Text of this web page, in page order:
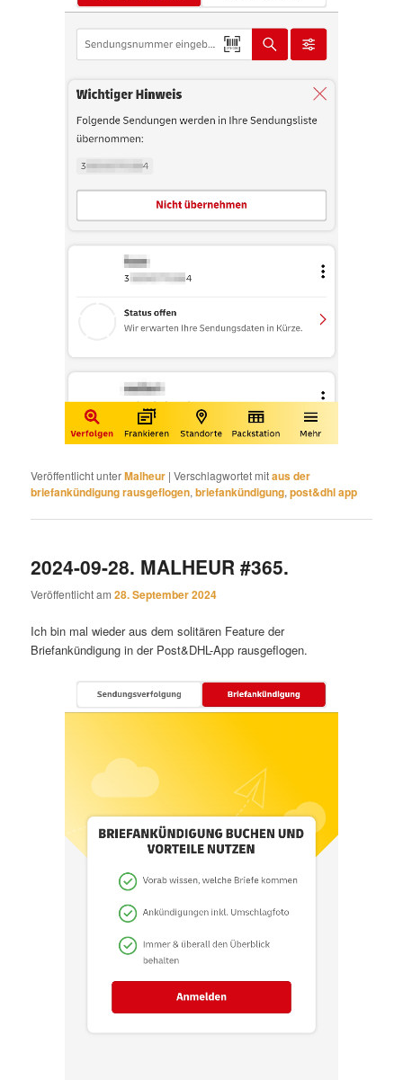
Veröffentlicht unterMalheur |Verschlagwortet mitaus der
briefankündigung rausgeflogen,briefankündigung,post&dhl app
2024-09-28. MALHEUR #365.
Veröffentlicht am28. September 2024
Ich bin mal wieder aus dem solitären Feature der
Briefankündigung in der Post&DHL-App rausgeflogen.